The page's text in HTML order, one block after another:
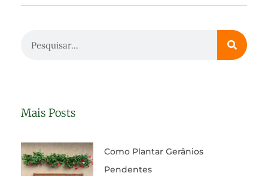
Mais Posts
Como Plantar Gerânios
Pendentes